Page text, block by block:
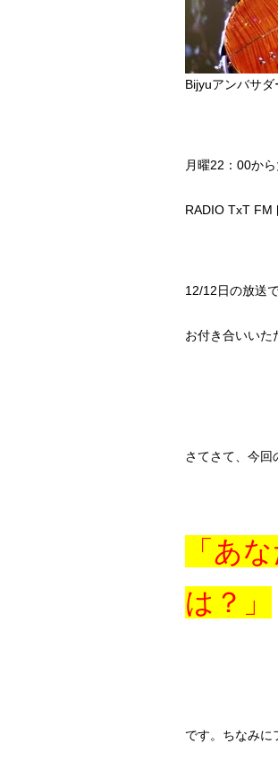
Bijyuアンバサダ
月曜22：00か
RADIO TxT FM
12/12日の放送
お付き合いいた
さてさて、今回
「あ
は？」
です。 ちなみに